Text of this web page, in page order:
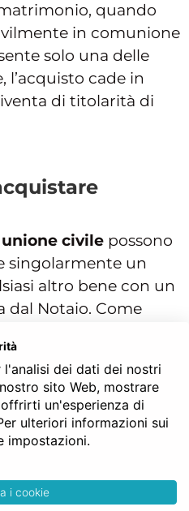
quando
in comunione
solo una delle
l’acquisto cade in
di titolarità di
civile possono
singolarmente un
altro bene con un
dal Notaio. Come
civile dinanzi
automaticamente si
patrimoniale della
beni.
congiunto solo
esempio quelli
successione,
dei dati dei nostri
sito Web, mostrare
un'esperienza di
ulteriori informazioni sui
impostazioni.
i cookie